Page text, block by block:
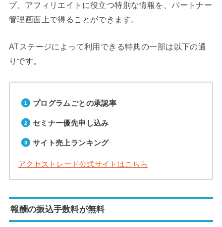
プ。アフィリエイトに役立つ特別な情報を、パートナー
管理画面上で得ることができます。
ATステージによって利用できる特典の一部は以下の通
りです。
プログラムごとの承認率
セミナー優先申し込み
サイト売上ランキング
アクセストレード公式サイトはこちら
報酬の振込手数料が無料